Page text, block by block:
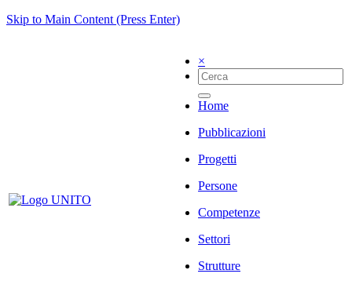
Skip to Main Content (Press Enter)
×
Home
Pubblicazioni
Progetti
Persone
Competenze
Settori
Strutture